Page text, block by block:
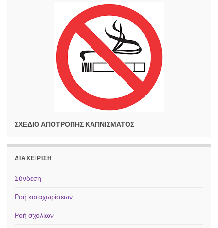
ΣΧΕΔΙΟ ΑΠΟΤΡΟΠΗΣ ΚΑΠΝΙΣΜΑΤΟΣ
ΔΙΑΧΕΊΡΙΣΗ
Σύνδεση
Ροή καταχωρίσεων
Ροή σχολίων